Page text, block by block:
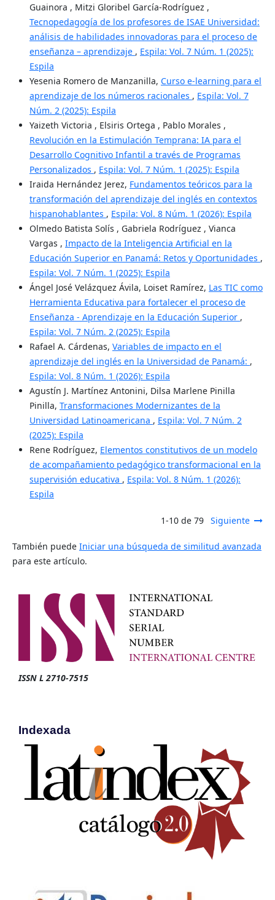
Guainora , Mitzi Gloribel García-Rodríguez ,
Tecnopedagogía de los profesores de ISAE Universidad:
análisis de habilidades innovadoras para el proceso de
enseñanza – aprendizaje , Espila: Vol. 7 Núm. 1 (2025):
Espila
Yesenia Romero de Manzanilla, Curso e-learning para el
aprendizaje de los números racionales , Espila: Vol. 7
Núm. 2 (2025): Espila
Yaizeth Victoria , Elsiris Ortega , Pablo Morales ,
Revolución en la Estimulación Temprana: IA para el
Desarrollo Cognitivo Infantil a través de Programas
Personalizados , Espila: Vol. 7 Núm. 1 (2025): Espila
Iraida Hernández Jerez, Fundamentos teóricos para la
transformación del aprendizaje del inglés en contextos
hispanohablantes , Espila: Vol. 8 Núm. 1 (2026): Espila
Olmedo Batista Solís , Gabriela Rodríguez , Vianca
Vargas , Impacto de la Inteligencia Artificial en la
Educación Superior en Panamá: Retos y Oportunidades ,
Espila: Vol. 7 Núm. 1 (2025): Espila
Ángel José Velázquez Ávila, Loiset Ramírez, Las TIC como
Herramienta Educativa para fortalecer el proceso de
Enseñanza - Aprendizaje en la Educación Superior ,
Espila: Vol. 7 Núm. 2 (2025): Espila
Rafael A. Cárdenas, Variables de impacto en el
aprendizaje del inglés en la Universidad de Panamá: ,
Espila: Vol. 8 Núm. 1 (2026): Espila
Agustín J. Martínez Antonini, Dilsa Marlene Pinilla
Pinilla, Transformaciones Modernizantes de la
Universidad Latinoamericana , Espila: Vol. 7 Núm. 2
(2025): Espila
Rene Rodríguez, Elementos constitutivos de un modelo
de acompañamiento pedagógico transformacional en la
supervisión educativa , Espila: Vol. 8 Núm. 1 (2026):
Espila
1-10 de 79 Siguiente
También puede Iniciar una búsqueda de similitud avanzada
para este artículo.
ISSN L 2710-7515
Indexada